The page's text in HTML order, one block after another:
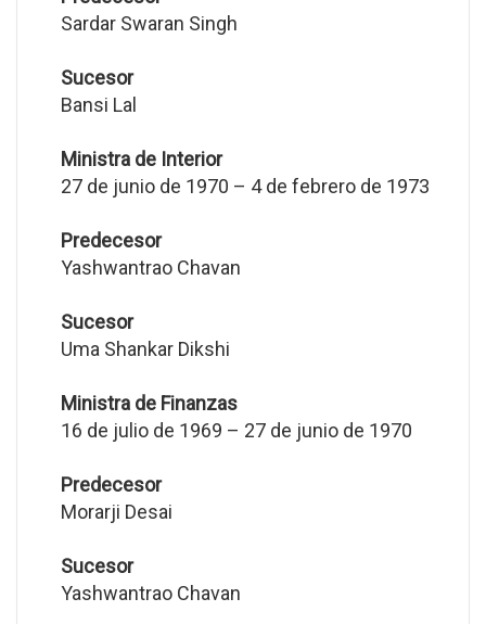
Sardar Swaran Singh
Sucesor
Bansi Lal
Ministra de Interior
27 de junio de 1970 – 4 de febrero de 1973
Predecesor
Yashwantrao Chavan
Sucesor
Uma Shankar Dikshi
Ministra de Finanzas
16 de julio de 1969 – 27 de junio de 1970
Predecesor
Morarji Desai
Sucesor
Yashwantrao Chavan